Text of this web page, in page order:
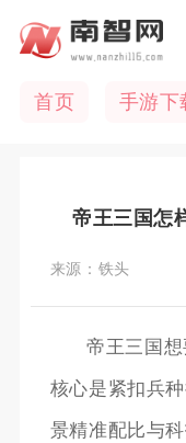
首页 手游下
帝王三国怎
来源： 铁头
帝王三国想
核心是紧扣兵
景精准配比与